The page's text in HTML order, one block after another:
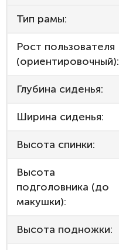
Тип рамы:
Рост пользователя
(ориентировочный):
Глубина сиденья:
Ширина сиденья:
Высота спинки:
Высота
подголовника (до
макушки):
Высота подножки: